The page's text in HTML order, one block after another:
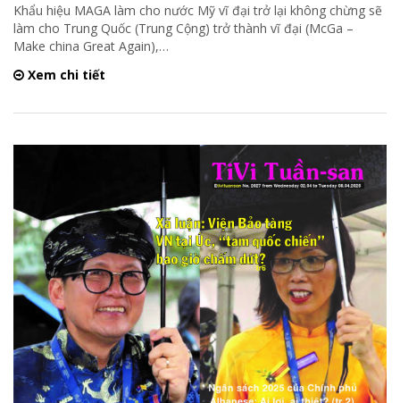
Khẩu hiệu MAGA làm cho nước Mỹ vĩ đại trở lại không chừng sẽ
làm cho Trung Quốc (Trung Cộng) trở thành vĩ đại (McGa –
Make china Great Again),…
Xem chi tiết